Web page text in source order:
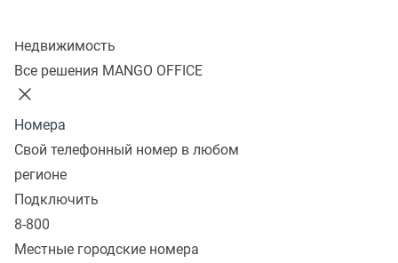
Недвижимость
Все решения MANGO OFFICE
Номера
Свой телефонный номер в любом
регионе
Подключить
8-800
Местные городские номера
Красивые номера
для бизнеса помогут
Увеличить количество
обращений
Номер, который хорошо запоминается, приведет